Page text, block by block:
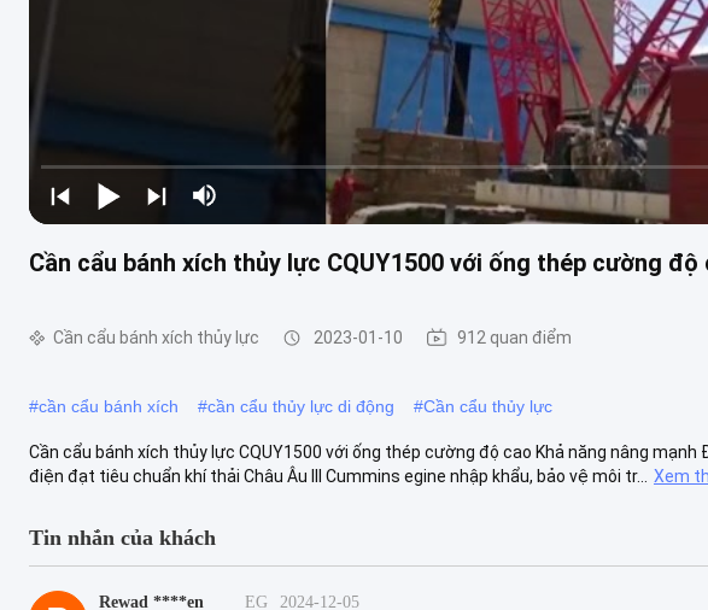
Cần cẩu bánh xích thủy lực CQUY1500 với ống thép cường độ
Cần cẩu bánh xích thủy lực 2023-01-10 912 quan điểm
#cần cẩu bánh xích #cần cẩu thủy lực di động #Cần cẩu thủy lực
Cần cẩu bánh xích thủy lực CQUY1500 với ống thép cường độ cao Khả năng nâng
điện đạt tiêu chuẩn khí thải Châu Âu III Cummins egine nhập khẩu, bảo vệ môi tr...
Xem
Tin nhắn của khách
Rewad ****en EG 2024-12-05